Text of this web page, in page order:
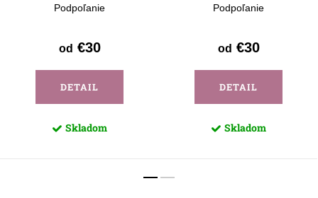
Podpoľanie
od €30
DETAIL
Skladom
Podpoľanie
od €30
DETAIL
Skladom